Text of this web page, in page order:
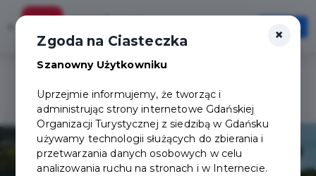
× Szybciej, wygodniej, zawsze pod ręką
Otwórz
×
Zgoda na Ciasteczka
Szanowny Użytkowniku
Uprzejmie informujemy, że tworząc i
administrując strony internetowe Gdańskiej
Organizacji Turystycznej z siedzibą w Gdańsku
używamy technologii służących do zbierania i
przetwarzania danych osobowych w celu
analizowania ruchu na stronach i w Internecie.